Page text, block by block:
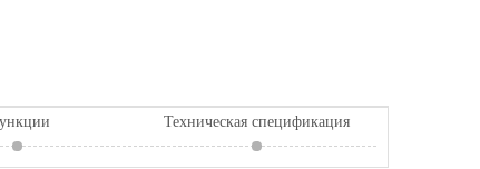
Техническая спецификация